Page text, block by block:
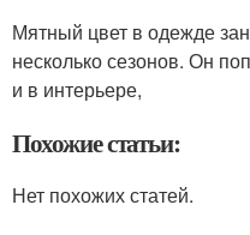
Мятный цвет в одежде
несколько сезонов. Он
и в интерьере,
Похожие статьи:
Нет похожих статей.